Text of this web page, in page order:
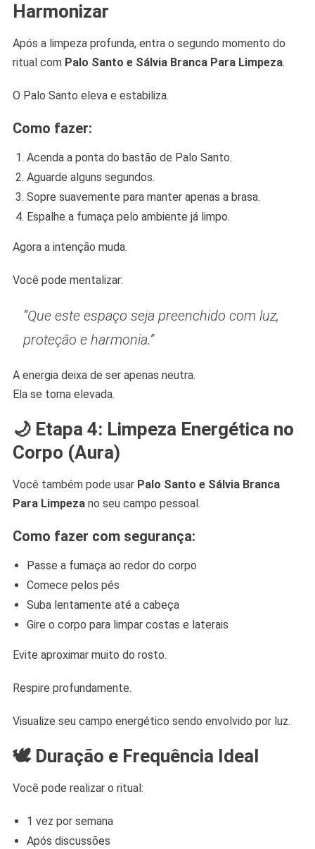
Harmonizar
Após a limpeza profunda, entra o segundo momento do
ritual com Palo Santo e Sálvia Branca Para Limpeza.
O Palo Santo eleva e estabiliza.
Como fazer:
Acenda a ponta do bastão de Palo Santo.
Aguarde alguns segundos.
Sopre suavemente para manter apenas a brasa.
Espalhe a fumaça pelo ambiente já limpo.
Agora a intenção muda.
Você pode mentalizar:
“Que este espaço seja preenchido com luz,
proteção e harmonia.”
A energia deixa de ser apenas neutra.
Ela se torna elevada.
🌙 Etapa 4: Limpeza Energética no
Corpo (Aura)
Você também pode usar Palo Santo e Sálvia Branca
Para Limpezano seu campo pessoal.
Como fazer com segurança:
Passe a fumaça ao redor do corpo
Comece pelos pés
Suba lentamente até a cabeça
Gire o corpo para limpar costas e laterais
Evite aproximar muito do rosto.
Respire profundamente.
Visualize seu campo energético sendo envolvido por luz.
🕊️ Duração e Frequência Ideal
Você pode realizar o ritual:
1 vez por semana
Após discussões